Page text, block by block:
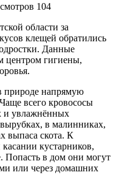
104
области за
клещей обратились
Данные
центром гигиены,
природе напрямую
всего кровососы
и увлажнённых
в малинниках,
выпаса скота. К
кустарников,
Попасть в дом они могут
или через домашних